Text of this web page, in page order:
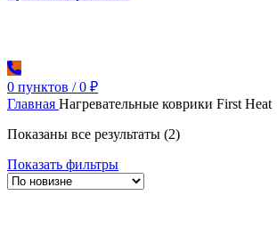
0 пунктов / 0 ₽
Главная Нагревательные коврики First Heat
Показаны все результаты (2)Сортировка:
Показать фильтры